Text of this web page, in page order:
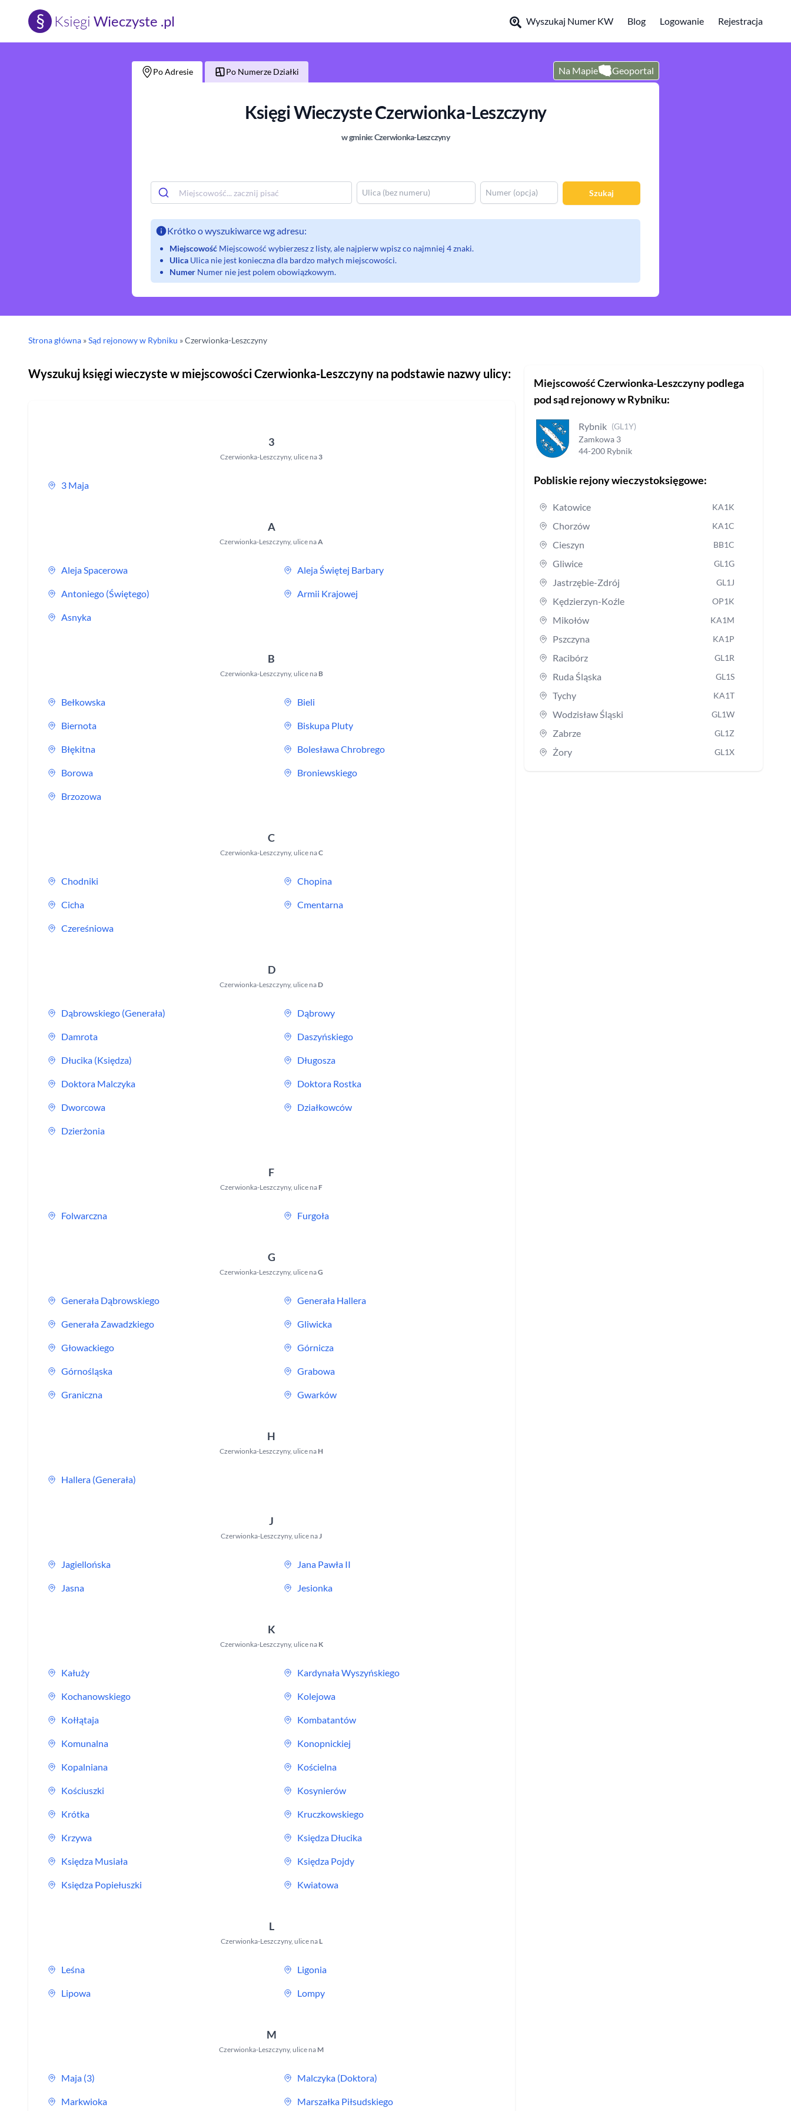
§ Księgi Wieczyste .pl Wyszukaj Numer KW Blog Logowanie Rejestracja
Po Adresie Po Numerze Działki Na Mapie Geoportal
Księgi WieczysteCzerwionka-Leszczyny
w gminie:Czerwionka-Leszczyny
Szukaj
Krótko o wyszukiwarce wg adresu:
Miejscowość Miejscowość wybierzesz z listy, ale najpierw wpisz co najmniej 4 znaki.
Ulica Ulica nie jest konieczna dla bardzo małych miejscowości.
Numer Numer nie jest polem obowiązkowym.
Strona główna »Sąd rejonowyw Rybniku »Czerwionka-Leszczyny
Wyszukuj księgi wieczyste w miejscowościCzerwionka-Leszczyny na podstawie nazwy ulicy:
3
Czerwionka-Leszczyny,ulice na3
3 Maja
A
Czerwionka-Leszczyny,ulice naA
Aleja Spacerowa Aleja Świętej Barbary
Antoniego (Świętego) Armii Krajowej
Asnyka
B
Czerwionka-Leszczyny, ulice na B
Bełkowska Bieli
Biernota Biskupa Pluty
Błękitna Bolesława Chrobrego
Borowa Broniewskiego
Brzozowa
C
Czerwionka-Leszczyny, ulice naC
Chodniki Chopina
Cicha Cmentarna
Czereśniowa
D
Czerwionka-Leszczyny,ulice na D
Dąbrowskiego (Generała) Dąbrowy
Damrota Daszyńskiego
Dłucika (Księdza) Długosza
Doktora Malczyka Doktora Rostka
Dworcowa Działkowców
Dzierżonia
F
Czerwionka-Leszczyny,ulice na F
Folwarczna Furgoła
G
Czerwionka-Leszczyny,ulice naG
Generała Dąbrowskiego Generała Hallera
Generała Zawadzkiego Gliwicka
Głowackiego Górnicza
Górnośląska Grabowa
Graniczna Gwarków
H
Czerwionka-Leszczyny,ulice na H
Hallera (Generała)
J
Czerwionka-Leszczyny,ulice naJ
Jagiellońska Jana Pawła II
Jasna Jesionka
K
Czerwionka-Leszczyny, ulice na K
Kałuży Kardynała Wyszyńskiego
Kochanowskiego Kolejowa
Kołłątaja Kombatantów
Komunalna Konopnickiej
Kopalniana Kościelna
Kościuszki Kosynierów
Krótka Kruczkowskiego
Krzywa Księdza Dłucika
Księdza Musiała Księdza Pojdy
Księdza Popiełuszki Kwiatowa
L
Czerwionka-Leszczyny, ulice na L
Leśna Ligonia
Lipowa Lompy
M
Czerwionka-Leszczyny,ulice na M
Maja (3) Malczyka (Doktora)
Markwioka Marszałka Piłsudskiego
MiejscowośćCzerwionka-Leszczynypodlega
pod sąd rejonowyw Rybniku:
Rybnik (GL1Y)
Zamkowa 3
44-200 Rybnik
Pobliskie rejony wieczystoksięgowe:
Katowice KA1K
Chorzów KA1C
Cieszyn BB1C
Gliwice GL1G
Jastrzębie-Zdrój GL1J
Kędzierzyn-Koźle OP1K
Mikołów KA1M
Pszczyna KA1P
Racibórz GL1R
Ruda Śląska GL1S
Tychy KA1T
Wodzisław Śląski GL1W
Zabrze GL1Z
Żory GL1X